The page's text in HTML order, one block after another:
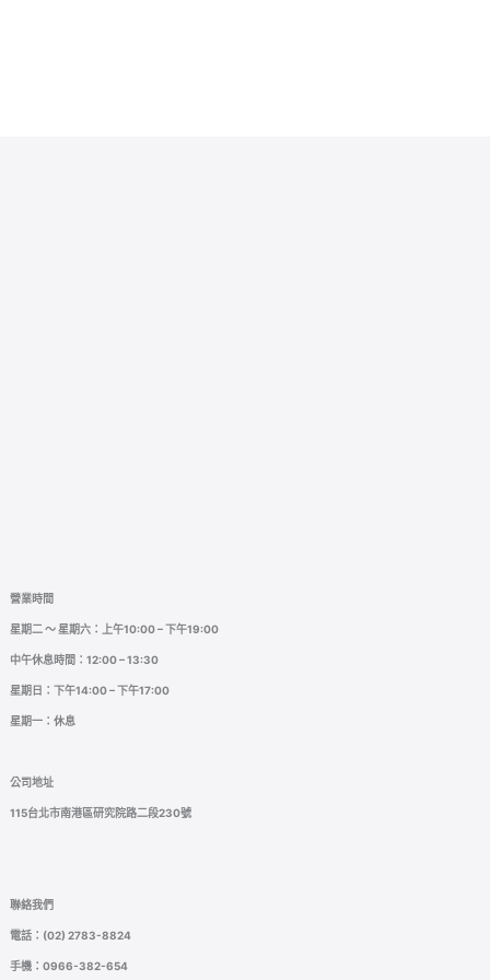
營業時間
星期二 ～ 星期六：上午10:00 – 下午19:00
中午休息時間：12:00 – 13:30
星期日：下午14:00 – 下午17:00
星期一：休息
公司地址
115台北市南港區研究院路二段230號
聯絡我們
電話：(02) 2783-8824
手機：0966-382-654